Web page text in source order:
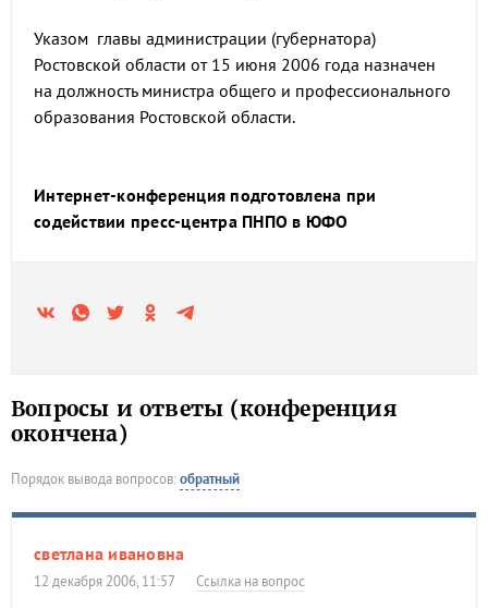
Указом главы администрации (губернатора)
Ростовской области от 15 июня 2006 года назначен
на должность министра общего и профессионального
образования Ростовской области.
Интернет-конференция подготовлена при
содействии пресс-центра ПНПО в ЮФО
Вопросы и ответы (конференция
окончена)
Порядок вывода вопросов:обратный
светлана ивановна
12 декабря 2006, 11:57 Ссылка на вопрос